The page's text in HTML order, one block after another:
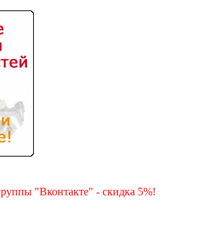
"Вконтакте" - скидка 5%!